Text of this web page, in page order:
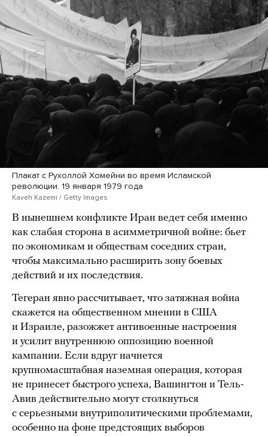
Плакат с Рухоллой Хомейни во время Исламской
революции. 19 января 1979 года
Kaveh Kazemi / Getty Images
В нынешнем конфликте Иран ведет себя именно
как слабая сторона в асимметричной войне: бьет
по экономикам и обществам соседних стран,
чтобы максимально расширить зону боевых
действий и их последствия.
Тегеран явно рассчитывает, что затяжная война
скажется на общественном мнении в США
и Израиле, разожжет антивоенные настроения
и усилит внутреннюю оппозицию военной
кампании. Если вдруг начнется
крупномасштабная наземная операция, которая
не принесет быстрого успеха, Вашингтон и Тель-
Авив действительно могут столкнуться
с серьезными внутриполитическими проблемами,
особенно на фоне предстоящих выборов